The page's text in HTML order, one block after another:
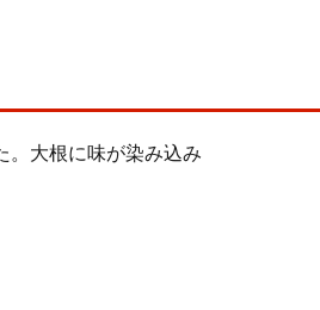
。大根に味が染み込み